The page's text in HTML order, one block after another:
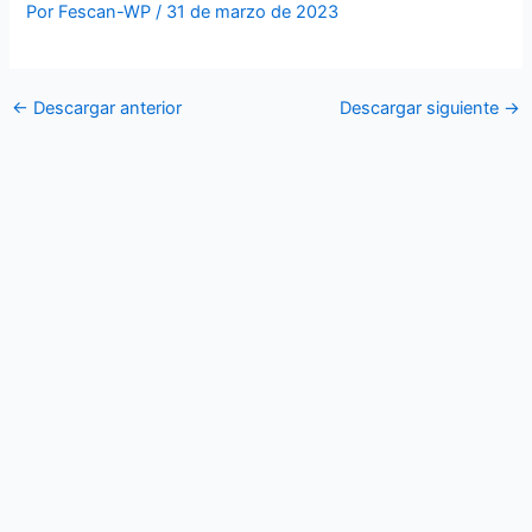
Por Fescan-WP/ 31 de marzo de 2023
← Descargar anterior Descargar siguiente →